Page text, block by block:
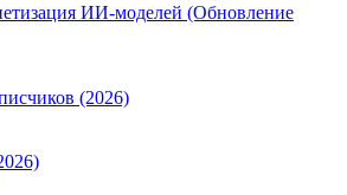
ИИ-моделей (Обновление
(2026)